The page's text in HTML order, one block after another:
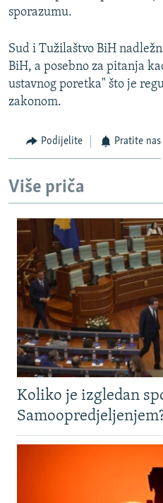
sporazumu.
Sud i Tužilaštvo BiH
BiH, a posebno za pitanja
ustavnog poretka" što je
zakonom.
Podijelite Pratite nas
Više priča
Koliko je izgledan